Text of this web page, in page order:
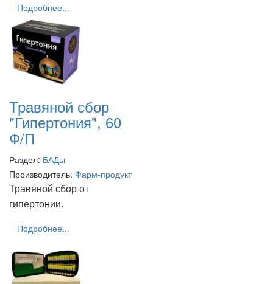
Подробнее...
Травяной сбор
"Гипертония", 60
Ф/П
Раздел: БАДы
Производитель: Фарм-продукт
Травяной сбор от
гипертонии.
Подробнее...